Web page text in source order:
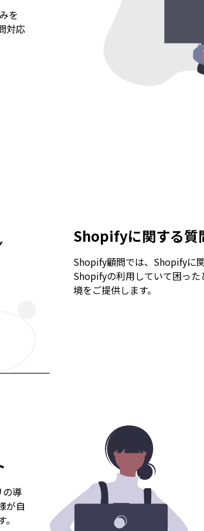
を
対応
Shopifyに関する質
Shopify顧問では、Shopifyに
Shopifyの利用していて困っ
境をご提供します。
の導
が自